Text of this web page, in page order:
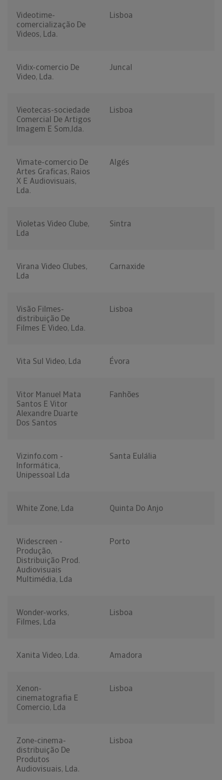
Videotime-
comercialização De
Videos, Lda.
Lisboa
Vidix-comercio De
Video, Lda.
Juncal
Vieotecas-sociedade
Comercial De Artigos
Imagem E Som,lda.
Lisboa
Vimate-comercio De
Artes Graficas, Raios
X E Audiovisuais,
Lda.
Algés
Violetas Video Clube,
Lda
Sintra
Virana Video Clubes,
Lda
Carnaxide
Visão Filmes-
distribuição De
Filmes E Video, Lda.
Lisboa
Vita Sul Video, Lda Évora
Vitor Manuel Mata
Santos E Vitor
Alexandre Duarte
Dos Santos
Fanhões
Vizinfo.com -
Informática,
Unipessoal Lda
Santa Eulália
White Zone, Lda Quinta Do Anjo
Widescreen -
Produção,
Distribuição Prod.
Audiovisuais
Multimédia, Lda
Porto
Wonder-works,
Filmes, Lda
Lisboa
Xanita Video, Lda. Amadora
Xenon-
cinematografia E
Comercio, Lda
Lisboa
Zone-cinema-
distribuição De
Produtos
Audiovisuais, Lda.
Lisboa